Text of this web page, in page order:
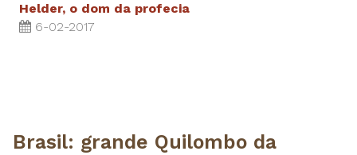
Helder, o dom da profecia
6-02-2017
Brasil: grande Quilombo da